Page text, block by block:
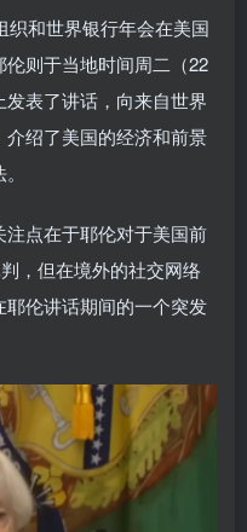
织和世界银行年会在美国
则于当地时间周二（22
表了讲话，向来自世界
绍了美国的经济和前景
点在于耶伦对于美国前
，但在境外的社交网络
耶伦讲话期间的一个突发